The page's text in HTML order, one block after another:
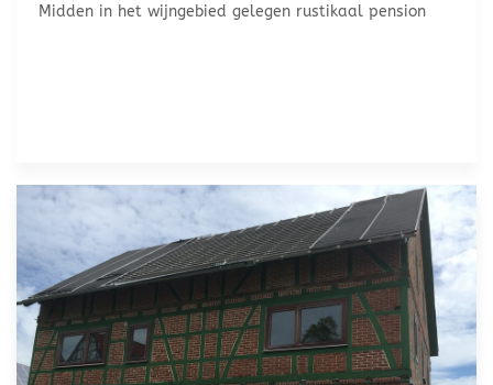
Midden in het wijngebied gelegen rustikaal pension